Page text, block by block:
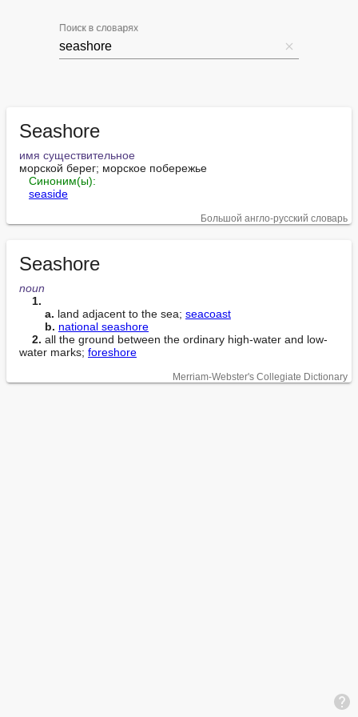
Поиск в словарях
Seashore
имя существительное
морской берег; морское побережье
Синоним(ы):
seaside
Большой англо-русский словарь
Seashore
noun
1.
a. land adjacent to the sea; seacoast
b. national seashore
2. all the ground between the ordinary high-water and low-
water marks; foreshore
Merriam-Webster's Collegiate Dictionary